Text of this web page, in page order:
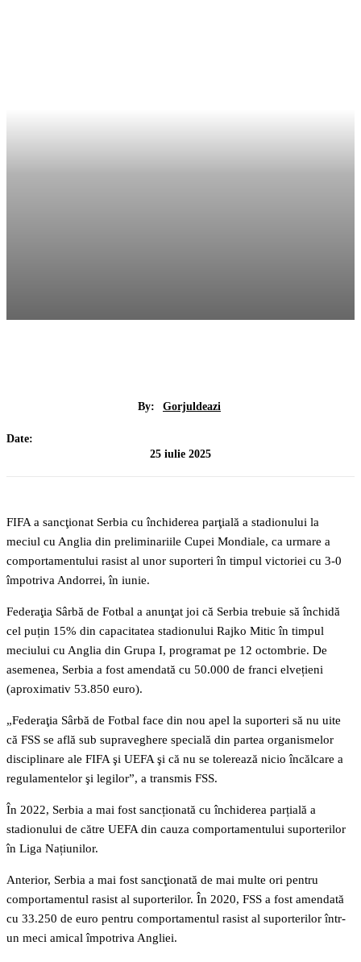
By: Gorjuldeazi
Date:
25 iulie 2025
FIFA a sancţionat Serbia cu închiderea parţială a stadionului la
meciul cu Anglia din preliminariile Cupei Mondiale, ca urmare a
comportamentului rasist al unor suporteri în timpul victoriei cu 3-0
împotriva Andorrei, în iunie.
Federaţia Sârbă de Fotbal a anunţat joi că Serbia trebuie să închidă
cel puțin 15% din capacitatea stadionului Rajko Mitic în timpul
meciului cu Anglia din Grupa I, programat pe 12 octombrie. De
asemenea, Serbia a fost amendată cu 50.000 de franci elvețieni
(aproximativ 53.850 euro).
„Federaţia Sârbă de Fotbal face din nou apel la suporteri să nu uite
că FSS se află sub supraveghere specială din partea organismelor
disciplinare ale FIFA şi UEFA şi că nu se tolerează nicio încălcare a
regulamentelor şi legilor”, a transmis FSS.
În 2022, Serbia a mai fost sancționată cu închiderea parțială a
stadionului de către UEFA din cauza comportamentului suporterilor
în Liga Națiunilor.
Anterior, Serbia a mai fost sancţionată de mai multe ori pentru
comportamentul rasist al suporterilor. În 2020, FSS a fost amendată
cu 33.250 de euro pentru comportamentul rasist al suporterilor într-
un meci amical împotriva Angliei.